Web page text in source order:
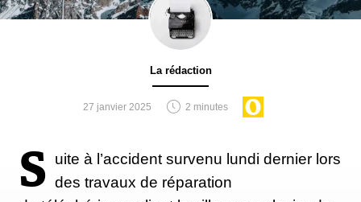
La rédaction
27 janvier 2025 2 minutes
S uite à l’accident survenu lundi dernier lors
des travaux de réparation